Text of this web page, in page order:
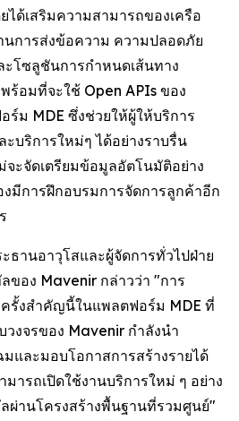
ได้เสริมความสามารถของเครือ
นการส่งข้อความ ความปลอดภัย
โซลูชันการกำหนดเส้นทาง
ร้อมที่จะใช้ Open APIs ของ
ร์ม MDE ซึ่งช่วยให้ผู้ให้บริการ
บริการใหม่ๆ ได้อย่างราบรื่น
ะจัดเตรียมข้อมูลอัตโนมัติอย่าง
งมีการฝึกอบรมการจัดการลูกค้าอีก
ธานอาวุโสและผู้จัดการทั่วไปฝ่าย
ของ Mavenir กล่าวว่า "การ
รั้งสำคัญนี้ในแพลตฟอร์ม MDE ที่
งจรของ Mavenir กำลังนำ
และมอบโอกาสการสร้างรายได้
ารถเปิดใช้งานบริการใหม่ ๆ อย่าง
ผ่านโครงสร้างพื้นฐานที่รวมศูนย์"